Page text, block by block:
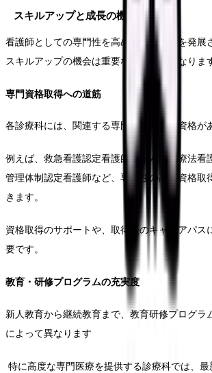
スキルアップと成長の機会
看護師としての専門性を高め、キャリアを発展
スキルアップの機会は重要な判断基準となりま
専門資格取得への道筋
各診療科には、関連する専門資格や認定資格が
例えば、救急看護認定看護師、がん化学療法看
管理体制認定看護師など、専門性の高い資格取
きます。
資格取得のサポートや、取得後のキャリアパス
要です。
教育・研修プログラムの充実度
新人教育から継続教育まで、教育研修プログラ
によって異なります
特に高度な専門医療を提供する診療科では、